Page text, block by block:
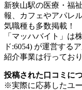
新狭山駅の医療・福
報、カフェやアパレ
気職種も多数掲載！
「マッハバイト」は
ド:6054) が運営する
紹介事業は行ってお
投稿された口コミに
※実際に応募したユ